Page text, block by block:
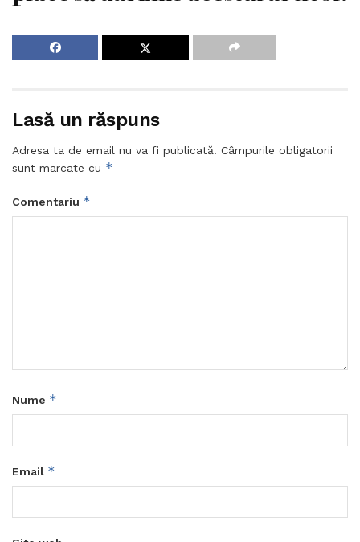
Lasă un răspuns
Adresa ta de email nu va fi publicată. Câmpurile obligatorii
sunt marcate cu *
Comentariu *
Nume *
Email *